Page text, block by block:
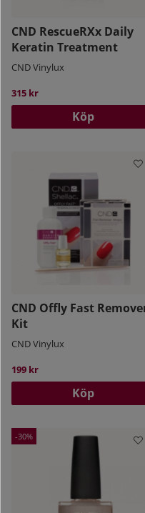
CND RescueRXx Daily
Keratin Treatment
CND Vinylux
315 kr
Köp
CND Offly Fast
Kit
CND Vinylux
199 kr
Köp
30